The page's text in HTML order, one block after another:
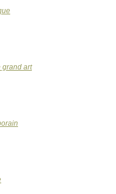
grand art